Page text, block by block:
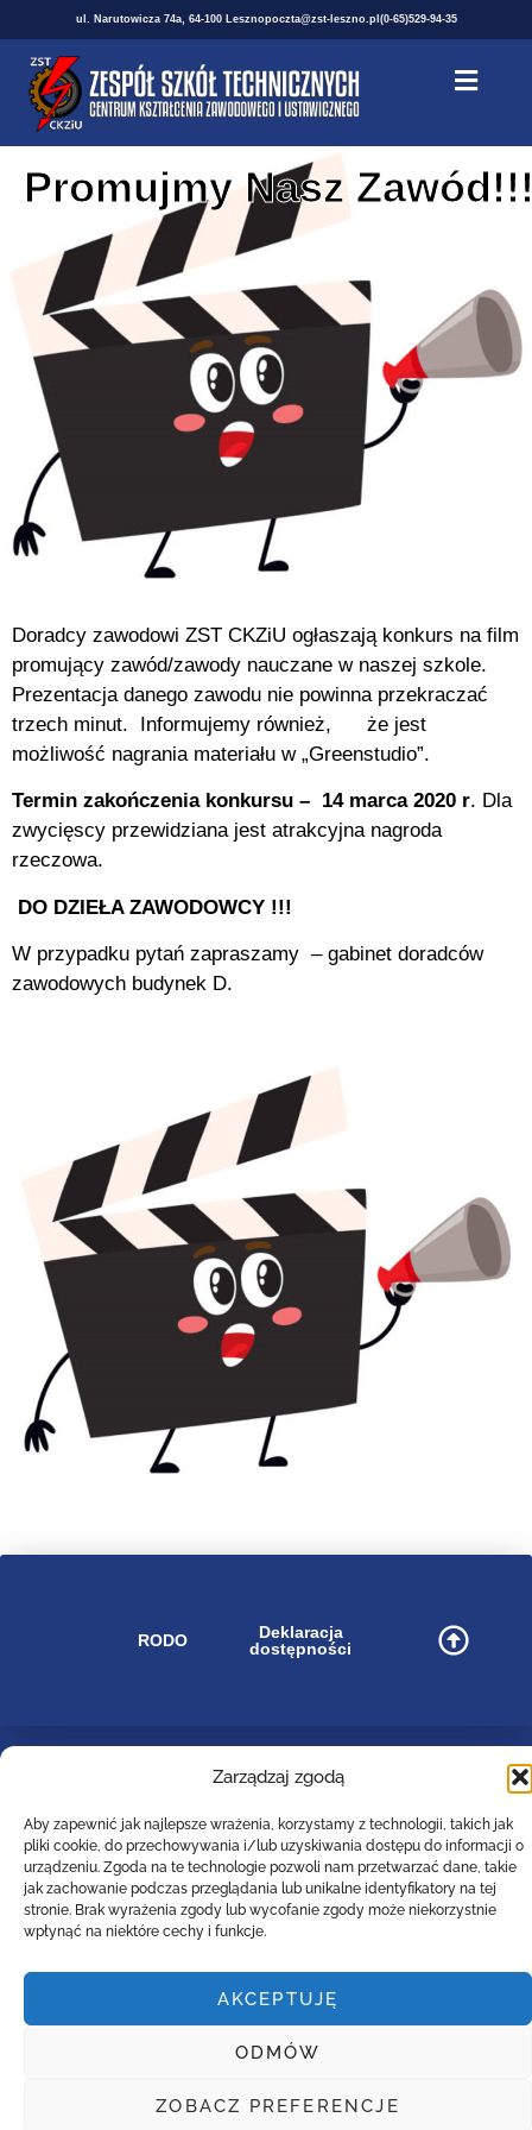
Zarządzaj zgodą
Aby zapewnić jak najlepsze wrażenia, korzystamy z technologii, takich jak
pliki cookie, do przechowywania i/lub uzyskiwania dostępu do informacji o
urządzeniu. Zgoda na te technologie pozwoli nam przetwarzać dane, takie
jak zachowanie podczas przeglądania lub unikalne identyfikatory na tej
stronie. Brak wyrażenia zgody lub wycofanie zgody może niekorzystnie
wpłynąć na niektóre cechy i funkcje.
AKCEPTUJĘ
ODMÓW
ZOBACZ PREFERENCJE
ul. Narutowicza 74a, 64-100 Lesznopoczta@zst-leszno.pl (0-65)529-94-35
Promujmy Nasz
Doradcy zawodowi ZST CKZiU ogłaszają konkurs na film
promujący zawód/zawody nauczane w naszej szkole.
Prezentacja danego zawodu nie powinna przekraczać
trzech minut. Informujemy również, że jest
możliwość nagrania materiału w „Greenstudio”.
Termin zakończenia konkursu – 14 marca 2020 r. Dla
zwycięscy przewidziana jest atrakcyjna nagroda
rzeczowa.
DO DZIEŁA ZAWODOWCY !!!
W przypadku pytań zapraszamy – gabinet doradców
zawodowych budynek D.
RODO
Deklaracja
dostępności
Zespół Szkół Technicznych
w Lesznie
im. 55. Poznańskiego Pułku Piechoty
ul. Narutowicza 74a, 64-100 Leszno (woj. wielkopolskie)
Tel: (0-65)529-94-35
Email :poczta@zst-leszno.pl
Copyright. 2022. LiveProduction